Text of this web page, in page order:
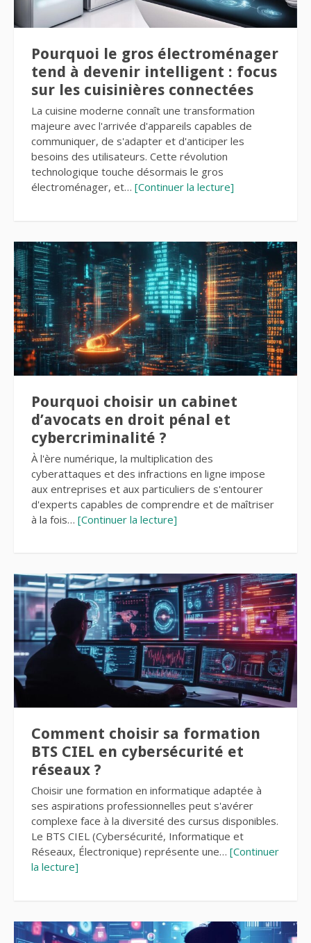
Pourquoi le gros électroménager
tend à devenir intelligent : focus
sur les cuisinières connectées
La cuisine moderne connaît une transformation
majeure avec l'arrivée d'appareils capables de
communiquer, de s'adapter et d'anticiper les
besoins des utilisateurs. Cette révolution
technologique touche désormais le gros
électroménager, et… [Continuer la lecture]
Pourquoi choisir un cabinet
d’avocats en droit pénal et
cybercriminalité ?
À l'ère numérique, la multiplication des
cyberattaques et des infractions en ligne impose
aux entreprises et aux particuliers de s'entourer
d'experts capables de comprendre et de maîtriser
à la fois… [Continuer la lecture]
Comment choisir sa formation
BTS CIEL en cybersécurité et
réseaux ?
Choisir une formation en informatique adaptée à
ses aspirations professionnelles peut s'avérer
complexe face à la diversité des cursus disponibles.
Le BTS CIEL (Cybersécurité, Informatique et
Réseaux, Électronique) représente une… [Continuer
la lecture]